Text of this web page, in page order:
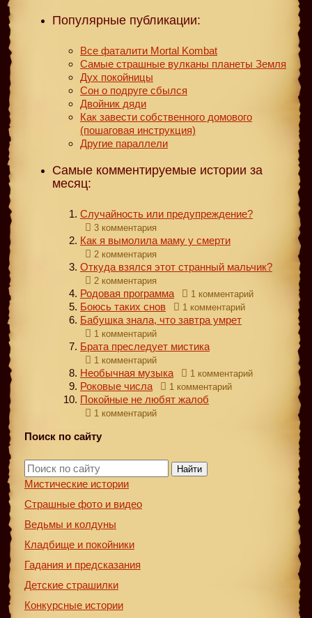
Популярные публикации:
Все фаталити Mortal Kombat
Самые страшные вулканы планеты Земля
Дух покойницы
Сон о подруге сбылся
Двойник дяди
Как завести собственного домового
(пошаговая инструкция)
Другие параллели
Самые комментируемые истории за
месяц:
Случайность или предупреждение?
3 комментария
Как я вымолила маму у смерти
2 комментария
Откуда взялся этот странный мальчик?
2 комментария
Родовая программа 1 комментарий
Боюсь таких снов 1 комментарий
Бабушка знала, что завтра умрет
1 комментарий
Брата преследует мистика
1 комментарий
Необычная музыка 1 комментарий
Роковые числа 1 комментарий
Покойные не любят жалоб
1 комментарий
Поиск по сайту
Найти
Мистические истории
Страшные фото и видео
Ведьмы и колдуны
Кладбище и покойники
Гадания и предсказания
Детские страшилки
Конкурсные истории